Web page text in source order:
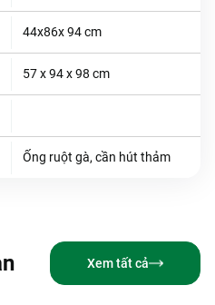
44x86x 94 cm
57 x 94 x 98 cm
Ống ruột gà, cần hút thảm
Xem tất cả